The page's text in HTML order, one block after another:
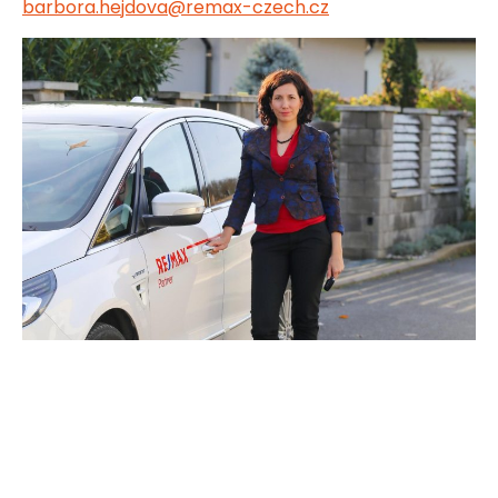
barbora.hejdova@remax-czech.cz